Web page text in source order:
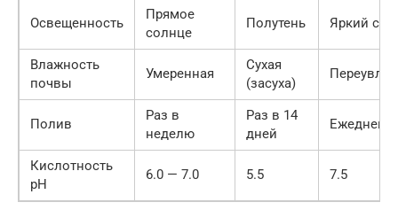
Освещенность
Прямое
солнце
Полутень Яркий
Влажность
почвы
Умеренная
Сухая
(засуха)
Полив
Раз в
неделю
Раз в 14
дней
Кислотность
pH
6.0 — 7.0 5.5 7.5